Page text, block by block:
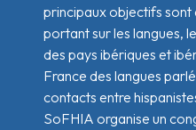
principaux objectifs
portant sur les langues,
des pays ibériques et
France des langues
contacts entre
SoFHIA organise un